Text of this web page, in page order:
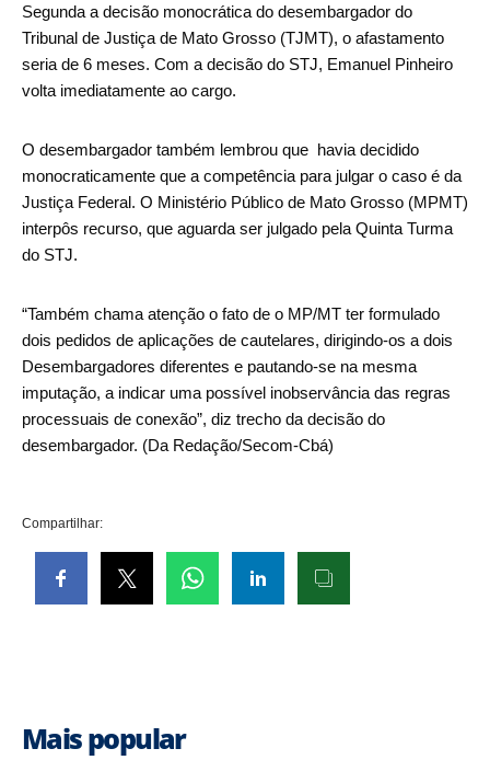
Segunda a decisão monocrática do desembargador do
Tribunal de Justiça de Mato Grosso (TJMT), o afastamento
seria de 6 meses. Com a decisão do STJ, Emanuel Pinheiro
volta imediatamente ao cargo.
O desembargador também lembrou que havia decidido
monocraticamente que a competência para julgar o caso é da
Justiça Federal. O Ministério Público de Mato Grosso (MPMT)
interpôs recurso, que aguarda ser julgado pela Quinta Turma
do STJ.
“Também chama atenção o fato de o MP/MT ter formulado
dois pedidos de aplicações de cautelares, dirigindo-os a dois
Desembargadores diferentes e pautando-se na mesma
imputação, a indicar uma possível inobservância das regras
processuais de conexão”, diz trecho da decisão do
desembargador. (Da Redação/Secom-Cbá)
Compartilhar:
Mais popular